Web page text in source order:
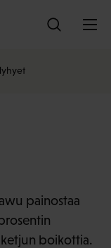
painostaa
boikottia.